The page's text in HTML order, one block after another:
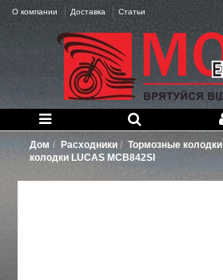
О компании Доставка Статьи
Дом Расходники Тормозные колодки
колодки LUCAS MCB842SI